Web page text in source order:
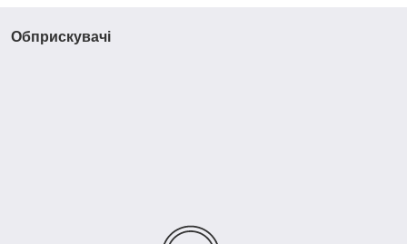
Обприскувачі